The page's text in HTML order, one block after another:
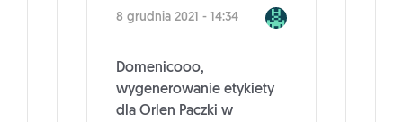
8 grudnia 2021 - 14:34
Domenicooo,
wygenerowanie etykiety
dla Orlen Paczki w